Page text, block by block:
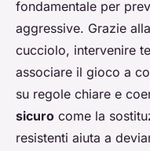
fondamentale per
aggressive. Grazie
cucciolo, intervenire
associare il gioco a
su regole chiare e
sicuro come la
resistenti aiuta a